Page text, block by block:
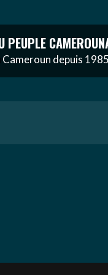
PEUPLE
depuis 1985